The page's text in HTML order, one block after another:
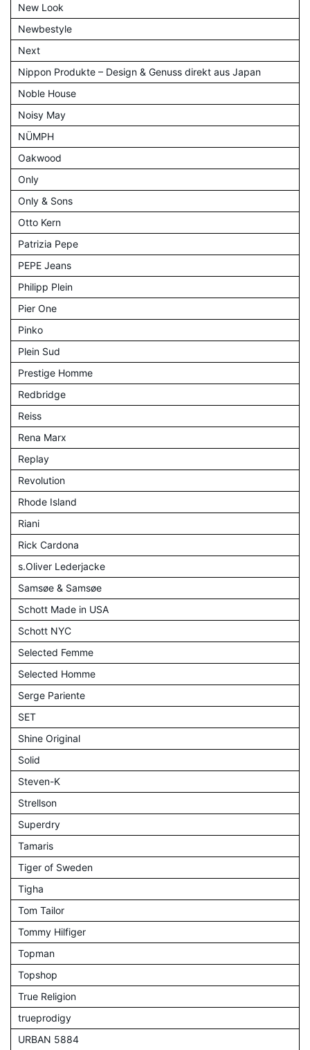
New Look
Newbestyle
Next
Nippon Produkte – Design & Genuss direkt aus Japan
Noble House
Noisy May
NÜMPH
Oakwood
Only
Only & Sons
Otto Kern
Patrizia Pepe
PEPE Jeans
Philipp Plein
Pier One
Pinko
Plein Sud
Prestige Homme
Redbridge
Reiss
Rena Marx
Replay
Revolution
Rhode Island
Riani
Rick Cardona
s.Oliver Lederjacke
Samsøe & Samsøe
Schott Made in USA
Schott NYC
Selected Femme
Selected Homme
Serge Pariente
SET
Shine Original
Solid
Steven-K
Strellson
Superdry
Tamaris
Tiger of Sweden
Tigha
Tom Tailor
Tommy Hilfiger
Topman
Topshop
True Religion
trueprodigy
URBAN 5884